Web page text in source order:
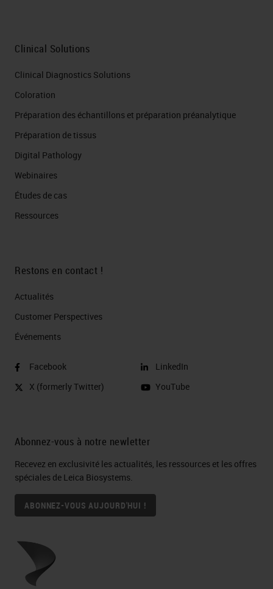
Clinical Solutions
Clinical Diagnostics Solutions
Coloration
Préparation des échantillons et préparation préanalytique
Préparation de tissus
Digital Pathology
Webinaires
Études de cas
Ressources
Restons en contact !
Actualités
Customer Perspectives​
Événements
Facebook
X (formerly Twitter)
LinkedIn
YouTube
Abonnez-vous à notre newletter
Recevez en exclusivité les actualités, les ressources et les offres
spéciales de Leica Biosystems.
ABONNEZ-VOUS AUJOURD'HUI !